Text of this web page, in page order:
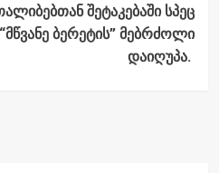
შეტაკებაში სპეც
ბერეტის” მებრძოლი
დაიღუპა.